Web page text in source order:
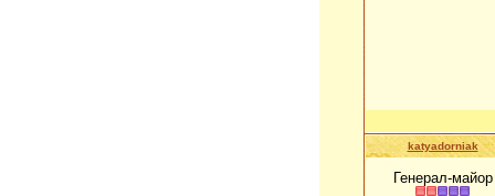
katyadorniak
Генерал-майор